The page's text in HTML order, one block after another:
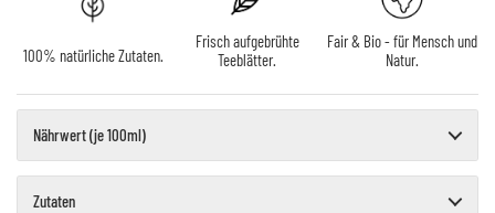
100% natürliche Zutaten.
Frisch aufgebrühte
Teeblätter.
Fair & Bio - für Mensch und
Natur.
Nährwert (je 100ml)
Zutaten